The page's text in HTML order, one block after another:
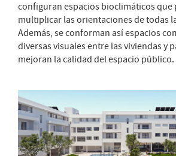
configuran espacios bioclimáticos que
multiplicar las orientaciones de todas
Además, se conforman así espacios
diversas visuales entre las viviendas y
mejoran la calidad del espacio público.